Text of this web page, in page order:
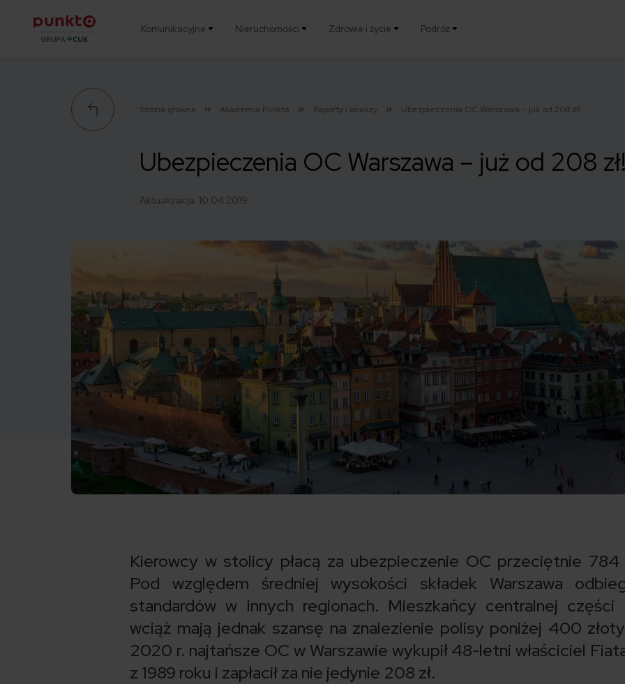
Komunikacyjne Nieruchomości Zdrowie i życie Podróż
Strona główna Akademia Punkta Raporty i analizy Ubezpieczenia OC Warszawa – już od 208 zł!
Ubezpieczenia OC Warszawa – już od 208 zł!
Aktualizacja: 10.04.2019
Kierowcy w stolicy płacą za ubezpieczenie OC przeciętnie 784
Pod względem średniej wysokości składek Warszawa
standardów w innych regionach. Mieszkańcy centralnej części
wciąż mają jednak szansę na znalezienie polisy poniżej 400
2020 r. najtańsze OC w Warszawie wykupił 48-letni właściciel
z 1989 roku i zapłacił za nie jedynie 208 zł.